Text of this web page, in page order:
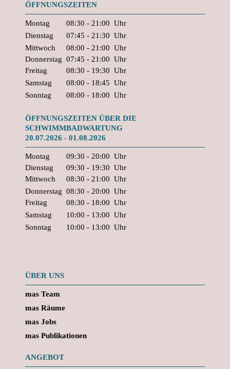
ÖFFNUNGSZEITEN
Montag 08:30 - 21:00 Uhr
Dienstag
07:45 - 21:30 Uhr
Mittwoch
08:00 - 21:00 Uhr
Donnerstag 07:45 - 21:00 Uhr
Freitag
08:30 - 19:30 Uhr
Samstag
08:00 - 18:45 Uhr
Sonntag
08:00 - 18:00 Uhr
ÖFFNUNGSZEITEN ÜBER DIE
SCHWIMMBADWARTUNG
20.07.2026 - 01.08.2026
Montag 09:30 - 20:00 Uhr
Dienstag
09:30 - 19:30 Uhr
Mittwoch
08:30 - 21:00 Uhr
Donnerstag 08:30 - 20:00 Uhr
Freitag
08:30 - 18:00 Uhr
Samstag
10:00 - 13:00 Uhr
Sonntag
10:00 - 13:00 Uhr
ÜBER UNS
mas Team
mas Räume
mas Jobs
mas Publikationen
ANGEBOT